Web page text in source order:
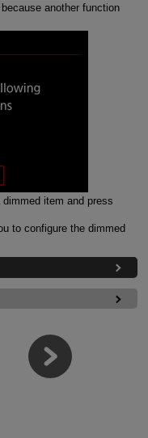
another function
item and press
to configure the dimmed